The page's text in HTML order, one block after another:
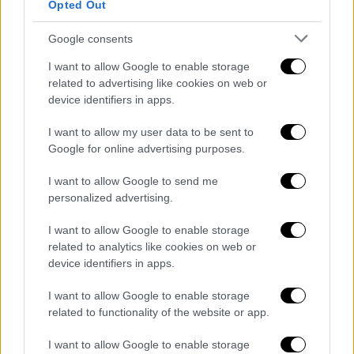
Opted Out
Google consents
I want to allow Google to enable storage
related to advertising like cookies on web or
device identifiers in apps.
I want to allow my user data to be sent to
Google for online advertising purposes.
I want to allow Google to send me
personalized advertising.
I want to allow Google to enable storage
related to analytics like cookies on web or
device identifiers in apps.
I want to allow Google to enable storage
related to functionality of the website or app.
I want to allow Google to enable storage
rapid ήPCR τεστγια δεκάδες χιλιάδες
εργαζόμενους που νοσούν, αφού απαιτείται
γνωμάτευση γιατρού. Κατά τον ΣΥΡΙΖΑ-ΠΣ
πρόκειται για κυνική ομολογία πως η
κυβέρνηση “όχι μόνο δεν ξέρει τί της γίνεται
αλλά κάνει ό,τι περνάει από το χέρι της για
να εντείνει την ανεξέλεγκτη διασπορά του
ασθενείς εργαζόμενοι στις δουλειές τους”.
Στις ενδείξεις περί σχεδίου ανοσίας της
αγέλης από την Κουμουνδούρου προσθέτουν
και την μείωση των απαιτούμενων ημερών
εργαζόμενους στο μισό, δηλαδή από τις 10
ημέρες στις 5 ημέρες. Σχολιάζουν δε πως
πρόκειται για αίτημα μεγάλων εταιρειών που